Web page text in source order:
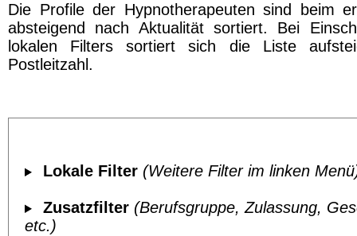
Die Profile der Hypnotherapeuten sind beim
absteigend nach Aktualität sortiert. Bei
lokalen Filters sortiert sich die Liste
Postleitzahl.
Lokale Filter (Weitere Filter im linken
Zusatzfilter (Berufsgruppe, Zulassung,
etc.)